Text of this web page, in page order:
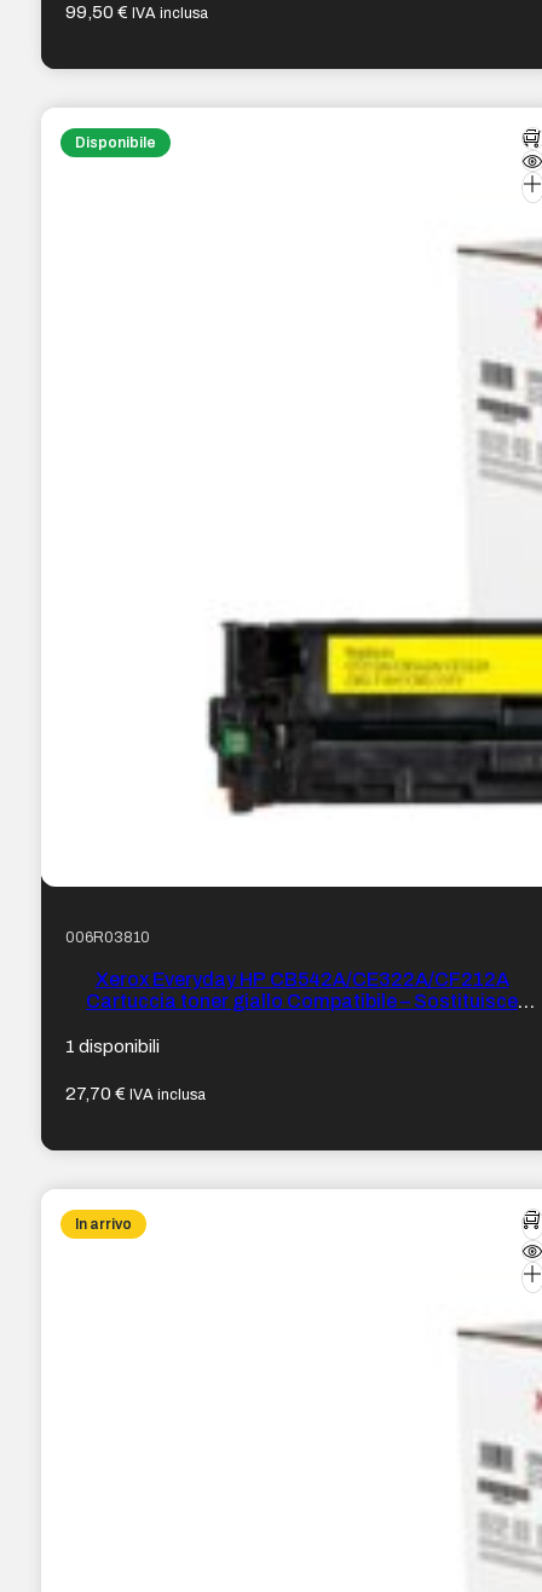
99,50€ IVA inclusa
Disponibile
006R03810
Xerox Everyday HP CB542A/CE322A/CF212A
Cartuccia toner giallo Compatibile – Sostituisce
1 disponibili
27,70€ IVA inclusa
In arrivo